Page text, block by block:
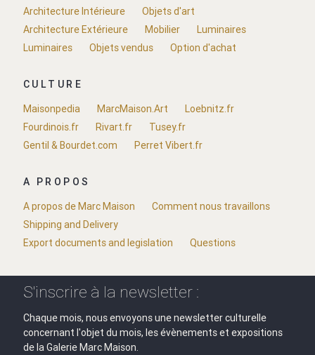
Architecture Intérieure
Objets d'art
Architecture Extérieure
Mobilier
Luminaires
Luminaires
Objets vendus Option d'achat
CULTURE
Maisonpedia
MarcMaison.Art
Loebnitz.fr
Fourdinois.fr
Rivart.fr
Tusey.fr
Gentil & Bourdet.com
Perret Vibert.fr
A PROPOS
A propos de Marc Maison
Comment nous travaillons
Shipping and Delivery
Export documents and legislation
Questions
S'inscrire à la newsletter :
Chaque mois, nous envoyons une newsletter culturelle
concernant l'objet du mois, les évènements et expositions
de la Galerie Marc Maison.